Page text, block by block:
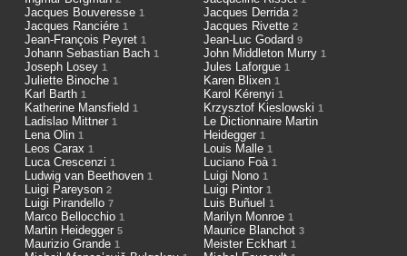
Jacques Bouveresse 1 Jacques Derrida 2
Jacques Ranciére 1 Jacques Rivette 2
Jean-François Peyret 1 Jean-Luc Godard 9
Johann Sebastian Bach 1 John Middleton Murry 1
Joseph Losey 1 Jules Laforgue 1
Juliette Binoche 1 Karen Blixen 1
Karl Barth 1 Karol Kérenyi 1
Katherine Mansfield 1 Krzysztof Kieslowski 1
Ladislao Mittner 1
Le Dictionnaire Martin
Heidegger 1
Lena Olin 1
Leos Carax 1 Louis Malle 1
Luca Crescenzi 1 Luciano Foà 1
Ludwig van Beethoven 1 Luigi Nono 1
Luigi Pareyson 2 Luigi Pintor 1
Luigi Pirandello 7 Luis Buñuel 1
Marco Bellocchio 1 Marilyn Monroe 1
Martin Heidegger 5 Maurice Blanchot 3
Maurizio Grande 1 Meister Eckhart 1